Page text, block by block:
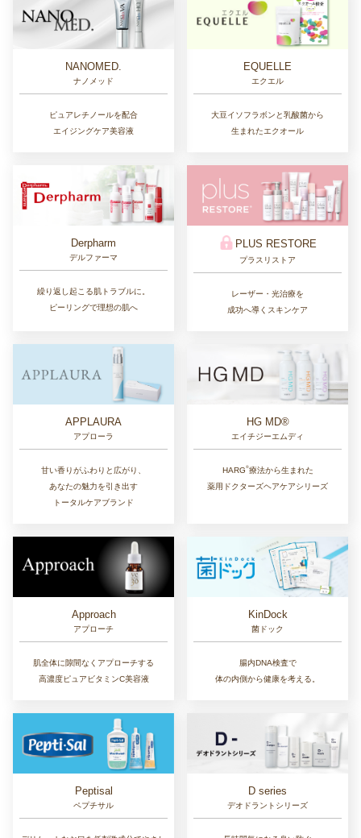
NANOMED.
ナノメッド
ピュアレチノールを配合
エイジングケア美容液
EQUELLE
エクエル
大豆イソフラボンと乳酸菌から
生まれたエクオール
Derpharm
デルファーマ
繰り返し起こる肌トラブルに。
ピーリングで理想の肌へ
PLUS RESTORE
プラスリストア
レーザー・光治療を
成功へ導くスキンケア
APPLAURA
アプローラ
甘い香りがふわりと広がり、
あなたの魅力を引き出す
トータルケアブランド
HG MD®
エイチジーエムディ
HARG®︎療法から生まれた
薬用ドクターズヘアケアシリーズ
Approach
アプローチ
肌全体に隙間なくアプローチする
高濃度ピュアビタミンC美容液
KinDock
菌ドック
腸内DNA検査で
体の内側から健康を考える。
Peptisal
ペプチサル
D series
デオドラントシリーズ